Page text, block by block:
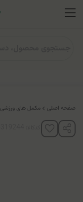
صفحه اصلی مکمل های ورزشی